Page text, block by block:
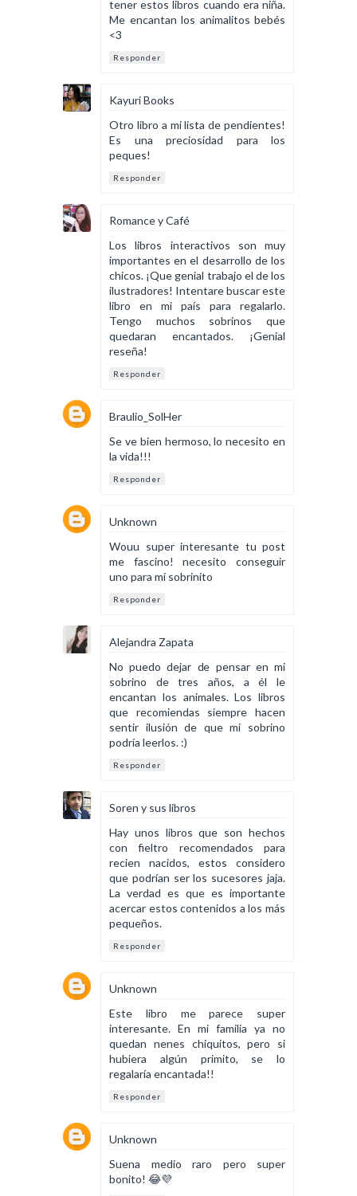
tener estos libros cuando era niña.
Me encantan los animalitos bebés
<3
Responder
Kayuri Books
Otro libro a mi lista de pendientes!
Es una preciosidad para los
peques!
Responder
Romance y Café
Los libros interactivos son muy
importantes en el desarrollo de los
chicos. ¡Que genial trabajo el de los
ilustradores! Intentare buscar este
libro en mi país para regalarlo.
Tengo muchos sobrinos que
quedaran encantados. ¡Genial
reseña!
Responder
Braulio_SolHer
Se ve bien hermoso, lo necesito en
la vida!!!
Responder
Unknown
Wouu super interesante tu post
me fascino! necesito conseguir
uno para mi sobrinito
Responder
Alejandra Zapata
No puedo dejar de pensar en mi
sobrino de tres años, a él le
encantan los animales. Los libros
que recomiendas siempre hacen
sentir ilusión de que mi sobrino
podría leerlos. :)
Responder
Soren y sus libros
Hay unos libros que son hechos
con fieltro recomendados para
recien nacidos, estos considero
que podrían ser los sucesores jaja.
La verdad es que es importante
acercar estos contenidos a los más
pequeños.
Responder
Unknown
Este libro me parece super
interesante. En mi familia ya no
quedan nenes chiquitos, pero si
hubiera algún primito, se lo
regalaría encantada!!
Responder
Unknown
Suena medio raro pero super
bonito! 😂💜